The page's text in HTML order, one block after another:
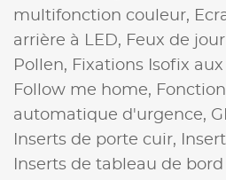
multifonction couleur,
arrière à LED, Feux de
Pollen, Fixations Isofix
Follow me home,
automatique d'urgence,
Inserts de porte cuir,
Inserts de tableau de bord